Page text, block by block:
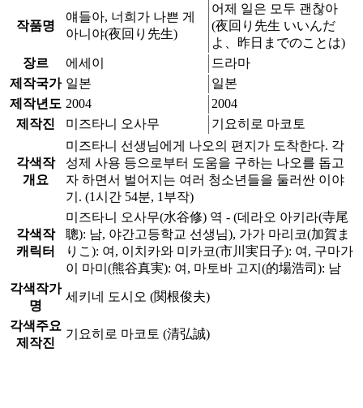
작품명
얘들아, 너희가 나쁜 게
아니야(夜回り先生)
어제 일은 모두 괜찮아
(夜回り先生 いいんだ
よ、昨日までのことは)
장르
에세이
드라마
제작국가 일본
일본
제작년도 2004
2004
제작진
미즈타니 오사무 기요히로 마코토
각색작
개요
미즈타니 선생님에게 나오의 편지가 도착한다. 각
성제 사용 등으로부터 도움을 구하는 나오를 돕고
자 하면서 벌어지는 여러 청소년들을 둘러싼 이야
기. (1시간 54분, 1부작)
각색작
캐릭터
미즈타니 오사무(水谷修) 역 - (데라오 아키라(寺尾
聰): 남, 야간고등학교 선생님), 가가 마리코(加賀ま
りこ): 여, 이치카와 미카코(市川実日子): 여, 구마가
이 마미(熊谷真実): 여, 마토바 고지(的場浩司): 남
각색작가
명
세키네 도시오 (関根俊夫)
각색주요
제작진
기요히로 마코토 (清弘誠)